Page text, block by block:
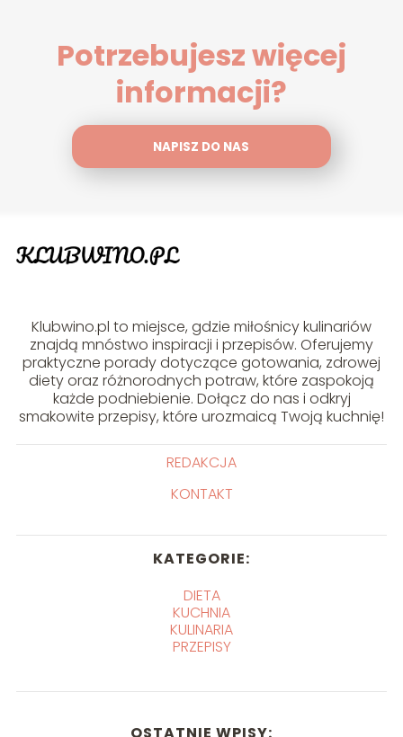
Potrzebujesz więcej
informacji?
NAPISZ DO NAS
Klubwino.pl to miejsce, gdzie miłośnicy kulinariów
znajdą mnóstwo inspiracji i przepisów. Oferujemy
praktyczne porady dotyczące gotowania, zdrowej
diety oraz różnorodnych potraw, które zaspokoją
każde podniebienie. Dołącz do nas i odkryj
smakowite przepisy, które urozmaicą Twoją kuchnię!
REDAKCJA
KONTAKT
KATEGORIE:
DIETA
KUCHNIA
KULINARIA
PRZEPISY